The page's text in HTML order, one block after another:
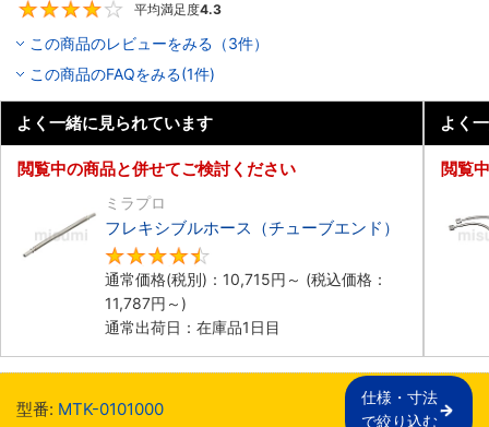
平均満足度4.3
この商品のレビューをみる（3件）
この商品のFAQをみる(1件)
よく一緒に見られています
閲覧中の商品と併せてご検討ください
ミラプロ
フレキシブルホース（チューブエンド）
通常価格(税別)： 10,715円 ～ (税込価格：
11,787円 ～)
通常出荷日：在庫品1日目
よく
閲覧
型番: MTK-0101000
仕様・寸法
で絞り込む